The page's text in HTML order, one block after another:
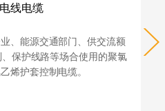
线电缆
、能源交通部门、供交流额
保护线路等场合使用的聚氯
烯护套控制电缆。